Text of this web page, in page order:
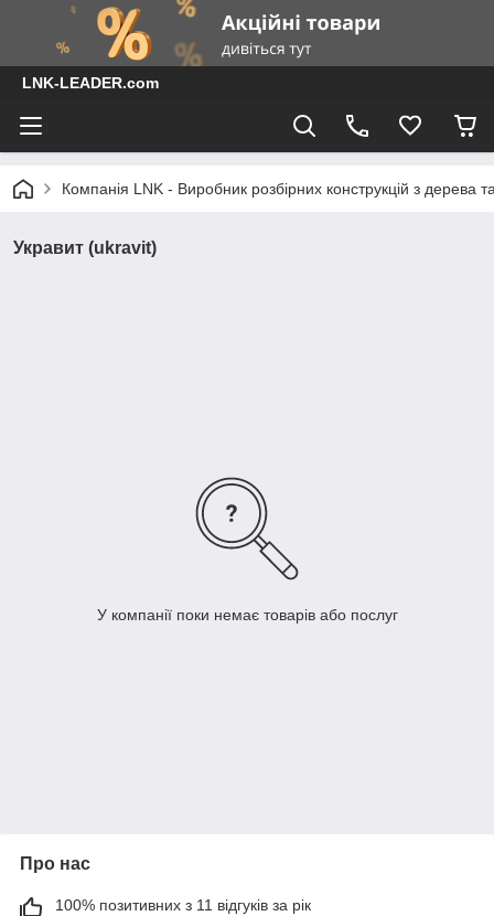
LNK-LEADER.com
Компанія LNK - Виробник розбірних конструкцій з дерева
Укравит (ukravit)
У компанії поки немає товарів або послуг
Про нас
100% позитивних з 11 відгуків за рік